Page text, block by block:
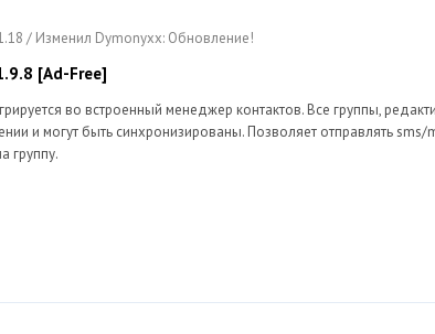
/ Изменил Dymonyxx: Обновление!
[Ad-Free]
во встроенный менеджер контактов. Все группы,
и могут быть синхронизированы. Позволяет отправлять sms/
группу.